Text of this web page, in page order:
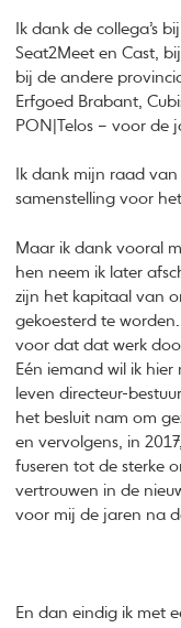
Ik dank de collega’s
Seat2Meet en Cast,
bij de andere
Erfgoed Brabant,
PON|Telos – voor de
Ik dank mijn raad
samenstelling voor
Maar ik dank vooral
hen neem ik later
zijn het kapitaal van
gekoesterd te
voor dat dat werk
Eén iemand wil ik
leven directeur-
het besluit nam om
en vervolgens, in
fuseren tot de sterke
vertrouwen in de
voor mij de jaren na
En dan eindig ik met